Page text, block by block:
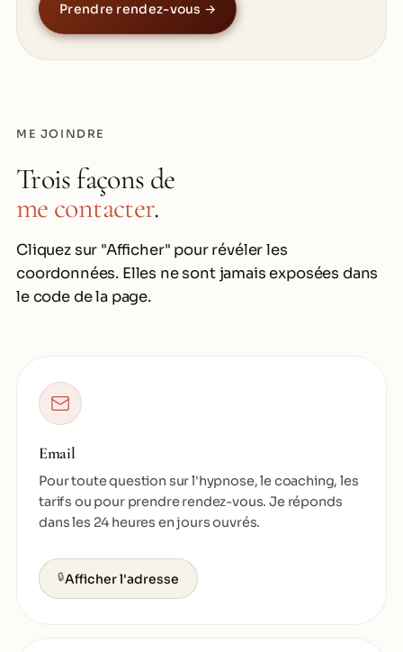
Prendre rendez-vous →
ME JOINDRE
Trois façons de
me contacter.
Cliquez sur "Afficher" pour révéler les
coordonnées. Elles ne sont jamais exposées dans
le code de la page.
Email
Pour toute question sur l'hypnose, le coaching, les
tarifs ou pour prendre rendez-vous. Je réponds
dans les 24 heures en jours ouvrés.
🔒Afficher l'adresse